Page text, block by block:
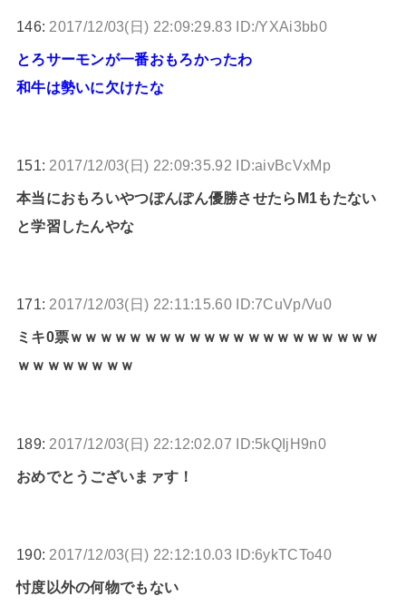
146: 2017/12/03(日) 22:09:29.83 ID:/YXAi3bb0
とろサーモンが一番おもろかったわ
和牛は勢いに欠けたな
151: 2017/12/03(日) 22:09:35.92 ID:aivBcVxMp
本当におもろいやつぽんぽん優勝させたらM1もたない
と学習したんやな
171: 2017/12/03(日) 22:11:15.60 ID:7CuVp/Vu0
ミキ0票ｗｗｗｗｗｗｗｗｗｗｗｗｗｗｗｗｗｗｗｗｗ
ｗｗｗｗｗｗｗｗ
189: 2017/12/03(日) 22:12:02.07 ID:5kQIjH9n0
おめでとうございまァす！
190: 2017/12/03(日) 22:12:10.03 ID:6ykTCTo40
忖度以外の何物でもない